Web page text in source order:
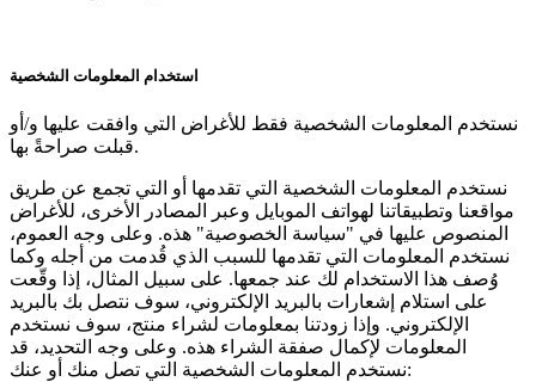
استخدام المعلومات الشخصية
نستخدم المعلومات الشخصية فقط للأغراض التي وافقت عليها و/أو
قبلت صراحةً بها.
نستخدم المعلومات الشخصية التي تقدمها أو التي تجمع عن طريق
مواقعنا وتطبيقاتنا لهواتف الموبايل وعبر المصادر الأخرى، للأغراض
المنصوص عليها في "سياسة الخصوصية" هذه. وعلى وجه العموم،
نستخدم المعلومات التي تقدمها للسبب الذي قُدمت من أجله وكما
وُصف هذا الاستخدام لك عند جمعها. على سبيل المثال، إذا وقّعت
على استلام إشعارات بالبريد الإلكتروني، سوف نتصل بك بالبريد
الإلكتروني. وإذا زودتنا بمعلومات لشراء منتج، سوف نستخدم
المعلومات لإكمال صفقة الشراء هذه. وعلى وجه التحديد، قد
نستخدم المعلومات الشخصية التي تصل منك أو عنك: